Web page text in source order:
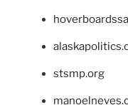
stsmp.org